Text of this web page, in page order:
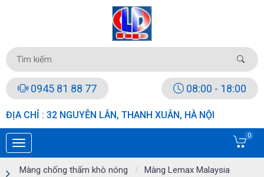
0945 81 88 77 08:00 - 18:00
ĐỊA CHỈ : 32 NGUYỄN LÂN, THANH XUÂN, HÀ NỘI
0
Màng chống thấm khò nóng Màng Lemax Malaysia